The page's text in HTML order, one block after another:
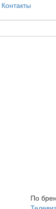
Контакты
По